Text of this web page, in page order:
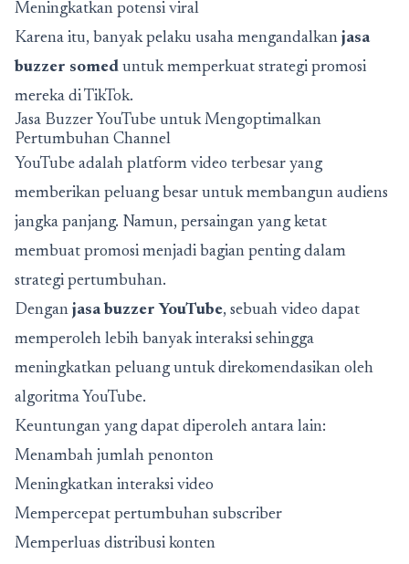
Meningkatkan potensi viral
Karena itu, banyak pelaku usaha mengandalkan jasa
buzzer somed untuk memperkuat strategi promosi
mereka di TikTok.
Jasa Buzzer YouTube untuk Mengoptimalkan
Pertumbuhan Channel
YouTube adalah platform video terbesar yang
memberikan peluang besar untuk membangun audiens
jangka panjang. Namun, persaingan yang ketat
membuat promosi menjadi bagian penting dalam
strategi pertumbuhan.
Dengan jasa buzzer YouTube, sebuah video dapat
memperoleh lebih banyak interaksi sehingga
meningkatkan peluang untuk direkomendasikan oleh
algoritma YouTube.
Keuntungan yang dapat diperoleh antara lain:
Menambah jumlah penonton
Meningkatkan interaksi video
Mempercepat pertumbuhan subscriber
Memperluas distribusi konten